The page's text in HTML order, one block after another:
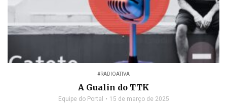
#RADIOATIVA
A Gualin do TTK
Equipe do Portal 15 de março de 2025